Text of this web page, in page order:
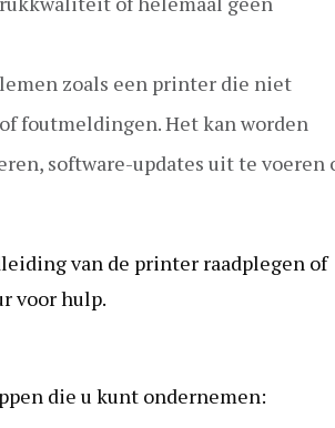
zoals een printer die niet
foutmeldingen. Het kan worden
software-updates uit te voeren
van de printer raadplegen of
voor hulp.
die u kunt ondernemen: